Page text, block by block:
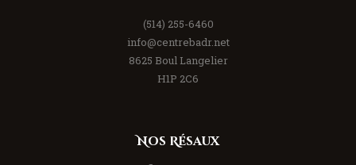
(514) 255-6460
info@centrebadr.net
8625 Boul Langelier
H1P 2C6
Nos Résaux